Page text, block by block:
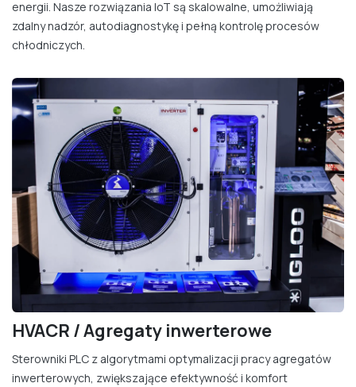
energii. Nasze rozwiązania IoT są skalowalne, umożliwiają
zdalny nadzór, autodiagnostykę i pełną kontrolę procesów
chłodniczych.
HVACR / Agregaty inwerterowe
Sterowniki PLC z algorytmami optymalizacji pracy agregatów
inwerterowych, zwiększające efektywność i komfort